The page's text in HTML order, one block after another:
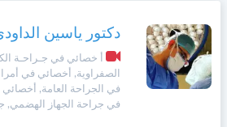
دكتور ياسين
أ خصائي في جـراحـة
الصفراوية, أخصائي في
في الجراحة العامة,
في جراحة الجهاز الهضمي,